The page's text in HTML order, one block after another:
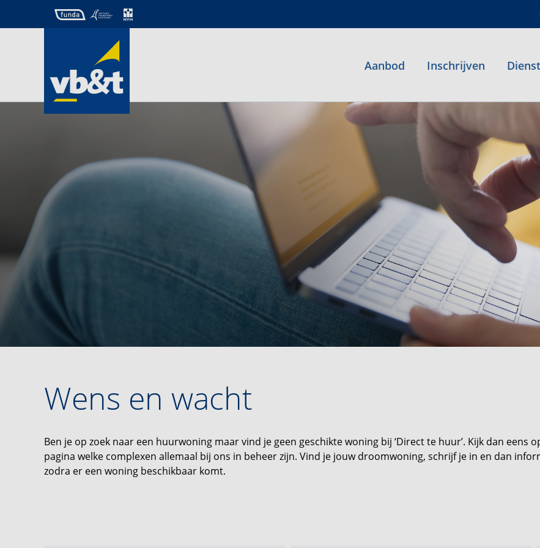
Aanbod Inschrijven
Wens en wacht
Ben je op zoek naar een huurwoning maar vind je geen geschikte woning bij ‘Direct te huur’. Kijk dan eens
pagina welke complexen allemaal bij ons in beheer zijn. Vind je jouw droomwoning, schrijf je in en dan
zodra er een woning beschikbaar komt.